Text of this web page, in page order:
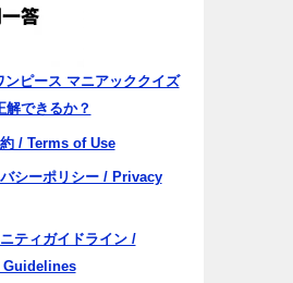
ンピース マニアッククイズ
解できるか？
/ Terms of Use
シーポリシー / Privacy
ティガイドライン /